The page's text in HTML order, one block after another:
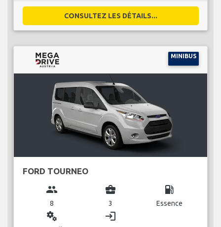
CONSULTEZ LES DÉTAILS...
MINIBUS
FORD TOURNEO
group
8
business_center
3
local_gas_station
Essence
miscellaneous_services login